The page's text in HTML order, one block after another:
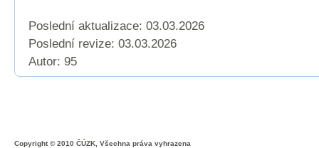
Poslední aktualizace: 03.03.2026
Poslední revize: 03.03.2026
Autor: 95
Copyright © 2010 ČÚZK, Všechna práva vyhrazena